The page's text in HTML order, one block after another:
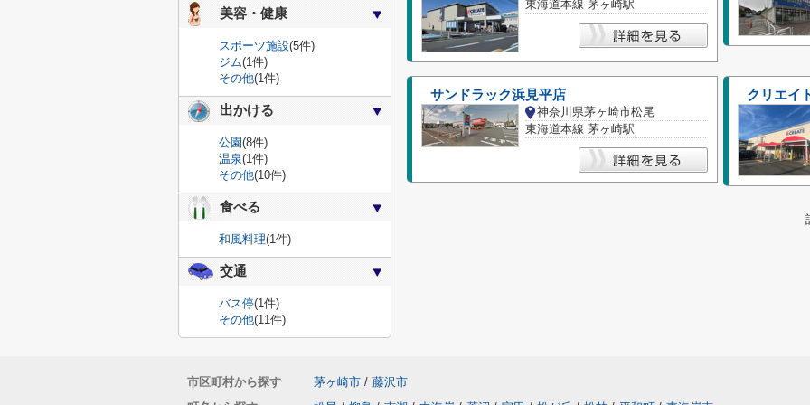
東海道本線 茅ヶ崎駅
サンドラック浜見平店
神奈川県茅ヶ崎市松尾
東海道本線 茅ヶ崎駅
クリエイ
美容・健康
スポーツ施設(5件)
ジム(1件)
その他(1件)
出かける
公園(8件)
温泉(1件)
その他(10件)
食べる
和風料理(1件)
交通
バス停(1件)
その他(11件)
市区町村から探す 茅ヶ崎市 / 藤沢市